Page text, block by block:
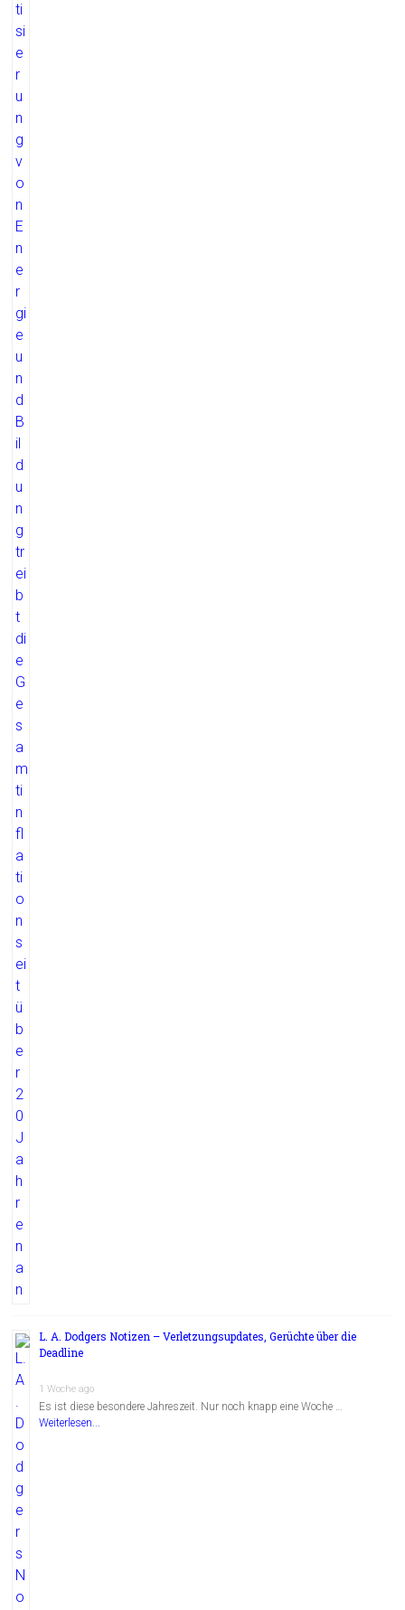
L. A. Dodgers Notizen – Verletzungsupdates, Gerüchte über die
Deadline
1 Woche ago
Es ist diese besondere Jahreszeit. Nur noch knapp eine Woche …
Weiterlesen...